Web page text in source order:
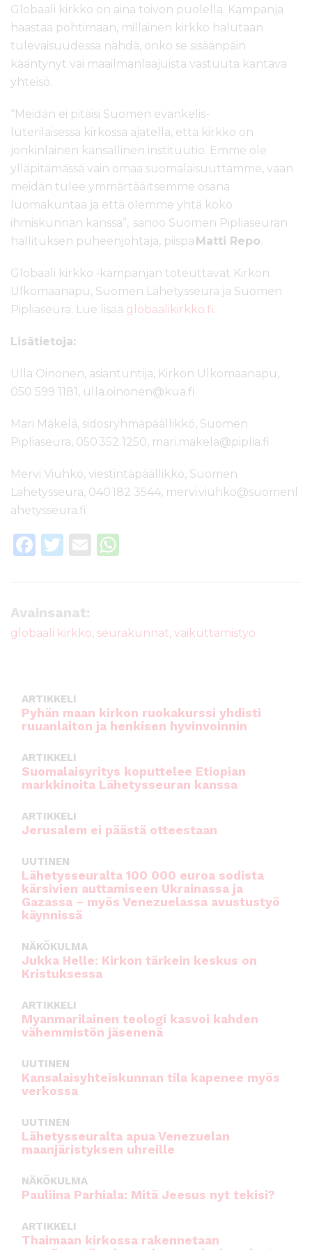
Globaali kirkko on aina toivon puolella. Kampanja
haastaa pohtimaan, millainen kirkko halutaan
tulevaisuudessa nähdä, onko se sisäänpäin
kääntynyt vai maailmanlaajuista vastuuta kantava
yhteisö.
“Meidän ei pitäisi Suomen evankelis-
luterilaisessa kirkossa ajatella, että kirkko on
jonkinlainen kansallinen instituutio. Emme ole
ylläpitämässä vain omaa suomalaisuuttamme, vaan
meidän tulee ymmärtää itsemme osana
luomakuntaa ja että olemme yhtä koko
ihmiskunnan kanssa”, sanoo Suomen Pipliaseuran
hallituksen puheenjohtaja, piispa Matti Repo.
Globaali kirkko ‑kampanjan toteuttavat Kirkon
Ulkomaanapu, Suomen Lähetysseura ja Suomen
Pipliaseura. Lue lisää globaalikirkko.fi.
Lisätietoja:
Ulla Oinonen, asiantuntija, Kirkon Ulkomaanapu,
050 599 1181, ulla.oinonen@kua.fi
Mari Mäkelä, sidosryhmäpäällikkö, Suomen
Pipliaseura, 050 352 1250, mari.makela@piplia.fi
Mervi Viuhko, viestintäpäällikkö, Suomen
Lähetysseura, 040 182 3544, mervi.viuhko@suomenl
ahetysseura.fi
F
e
b
k
T
te
r
E
A
Avainsanat:
globaali kirkko, seurakunnat, vaikuttamistyö
ARTIKKELI
Pyhän maan kirkon ruokakurssi yhdisti
ruuanlaiton ja henkisen hyvinvoinnin
ARTIKKELI
Suomalaisyritys koputtelee Etiopian
markkinoita Lähetysseuran kanssa
ARTIKKELI
Jerusalem ei päästä otteestaan
UUTINEN
Lähetysseuralta 100 000 euroa sodista
kärsivien auttamiseen Ukrainassa ja
Gazassa – myös Venezuelassa avustustyö
käynnissä
NÄKÖKULMA
Jukka Helle: Kirkon tärkein keskus on
Kristuksessa
ARTIKKELI
Myanmarilainen teologi kasvoi kahden
vähemmistön jäsenenä
UUTINEN
Kansalaisyhteiskunnan tila kapenee myös
verkossa
UUTINEN
Lähetysseuralta apua Venezuelan
maanjäristyksen uhreille
NÄKÖKULMA
Pauliina Parhiala: Mitä Jeesus nyt tekisi?
ARTIKKELI
Thaimaan kirkossa rakennetaan